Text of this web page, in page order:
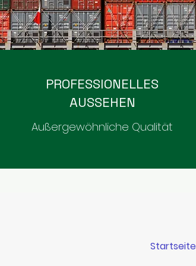
PROFESSIONELLES
AUSSEHEN
Außergewöhnliche Qualität
Startseite